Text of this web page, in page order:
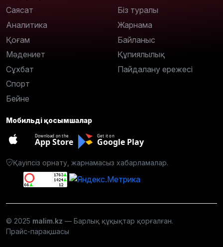
Саясат
Аналитика
Қоғам
Мәдениет
Сұхбат
Спорт
Бейне
Біз туралы
Жарнама
Байланыс
Құпиялылық
Пайдалану ережесі
Мобильді қосымшалар
Download on the
App Store
Get it on
Google Play
Қауіпсіз орнату, жарнамасыз хабарламалар.
© 2025 malim.kz — Барлық құқықтар қорғалған.
Прайс-парақшасы